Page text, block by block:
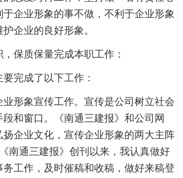
于企业形象的事不做，不利于企业形象
企业的良好形象。
保质保量完成本职工作：
完成了以下工作：
业形象宣传工作。宣传是公司树立社会
和窗口。《南通三建报》和公司网
企业文化，宣传企业形象的两大主阵
南通三建报》创刊以来，我认真做好
务工作，及时催稿和收稿，做好来稿登